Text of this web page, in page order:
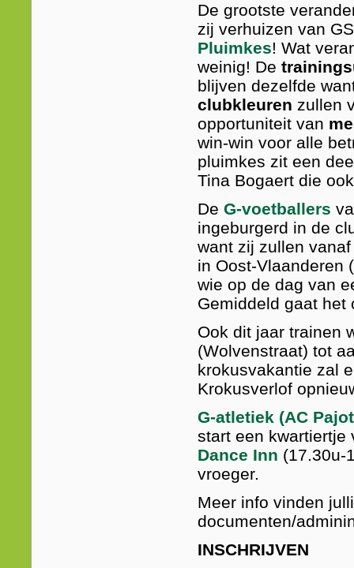
De grootste
zij verhuizen van
Pluimkes! Wat
weinig! De
blijven dezelfde
clubkleuren zullen
opportuniteit van
win-win voor alle
pluimkes zit een
Tina Bogaert die
De G-voetballers
ingeburgerd in de
want zij zullen
in Oost-Vlaanderen
wie op de dag van
Gemiddeld gaat het
Ook dit jaar trainen
(Wolvenstraat) tot
krokusvakantie zal
Krokusverlof
G-atletiek (AC
start een
Dance Inn (17.30u-
vroeger.
Meer info vinden
documenten/
INSCHRIJVEN